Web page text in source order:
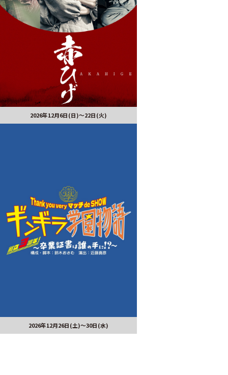
2026年12月6日(日)～22日(火)
2026年12月26日(土)～30日(水)